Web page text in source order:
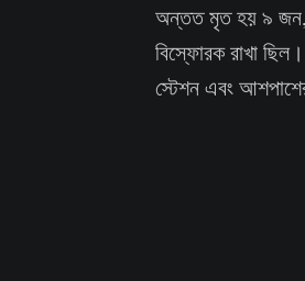
অন্তত মৃত হয় ৯
বিস্ফোরক রাখা
স্টেশন এবং